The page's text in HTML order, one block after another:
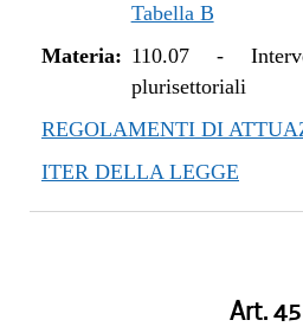
dal 11/04/2014 al 21/05/2014
dal 28/03/2014 al 10/04/2014
dal 12/12/2013 al 27/03/2014
Tabella B
Materia: 110.07-
plurisettoriali
REGOLAMENTI DI
ITER DELLA LEGGE
Art. 45